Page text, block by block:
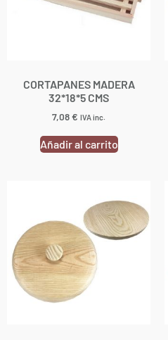
CORTAPANES MADERA
32*18*5 CMS
7,08€ IVA inc.
Añadir al carrito